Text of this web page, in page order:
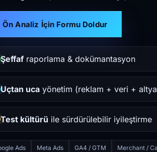
Ön Analiz İçin Formu Doldur
Şeffafraporlama & dokümantasyon
Uçtan uca yönetim (reklam + veri +
Test kültürü ile sürdürülebilir iyileştirme
Ads Meta Ads GA4 / GTM Merchant /